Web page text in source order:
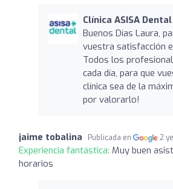
Clínica ASISA Dental
Buenos Días Laura,
vuestra satisfacción
Todos los
cada día, para que
clínica sea de la
por valorarlo!
jaime tobalina Publicada en 2
Experiencia fantástica: Muy buen
horarios